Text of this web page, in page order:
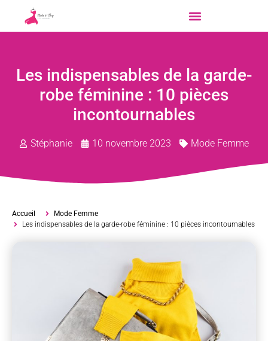
Les indispensables de la garde-
robe féminine : 10 pièces
incontournables
Stéphanie 10 novembre 2023 Mode Femme
Accueil
Mode Femme
Les indispensables de la garde-robe féminine : 10 pièces incontournables